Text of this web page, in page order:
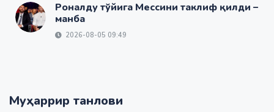
Роналду тўйига Мессини таклиф қилди –
манба
2026-08-05 09:49
Муҳаррир танлови